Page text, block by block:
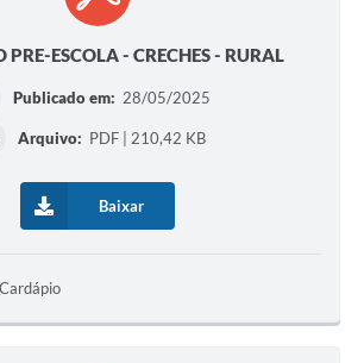
ESCOLA - CRECHES - RURAL
Publicado em: 28/05/2025
Arquivo: PDF | 210,42 KB
Baixar
Cardápio